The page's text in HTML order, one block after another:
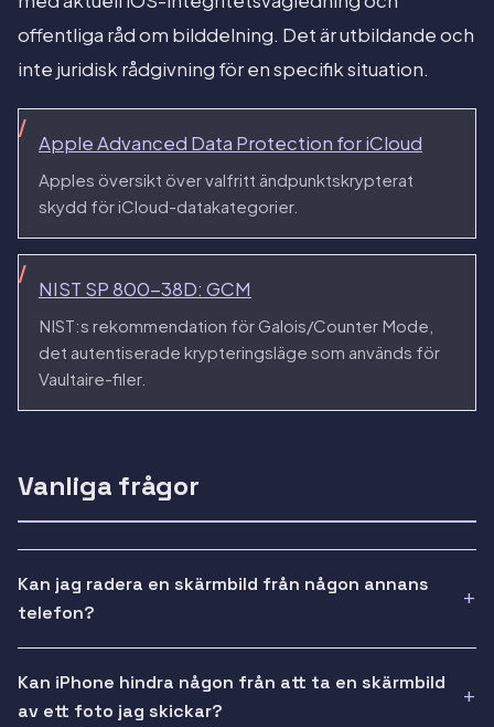
offentliga råd om bilddelning. Det är utbildande och
inte juridisk rådgivning för en specifik situation.
Apple Advanced Data Protection for iCloud
Apples översikt över valfritt ändpunktskrypterat
skydd för iCloud-datakategorier.
NIST SP 800-38D: GCM
NIST:s rekommendation för Galois/Counter Mode,
det autentiserade krypteringsläge som används för
Vaultaire-filer.
Vanliga frågor
Kan jag radera en skärmbild från någon annans
telefon?
Kan iPhone hindra någon från att ta en skärmbild
av ett foto jag skickar?